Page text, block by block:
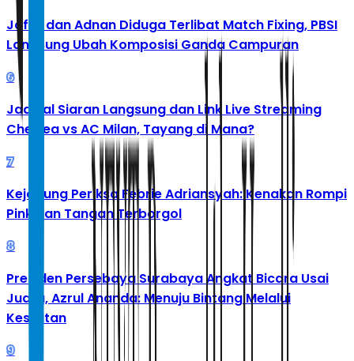
Jafar dan Adnan Diduga Terlibat Match Fixing, PBSI
Langsung Ubah Komposisi Ganda Campuran
6
Jadwal Siaran Langsung dan Link Live Streaming
Chelsea vs AC Milan, Tayang di Mana?
7
Kejagung Periksa Febrie Adriansyah: Kenakan Rompi
Pink dan Tangan Terborgol
8
Presiden Persebaya Surabaya Angkat Bicara Usai
Juara, Azrul Ananda: Menuju Bintang Melalui
Kesulitan
9